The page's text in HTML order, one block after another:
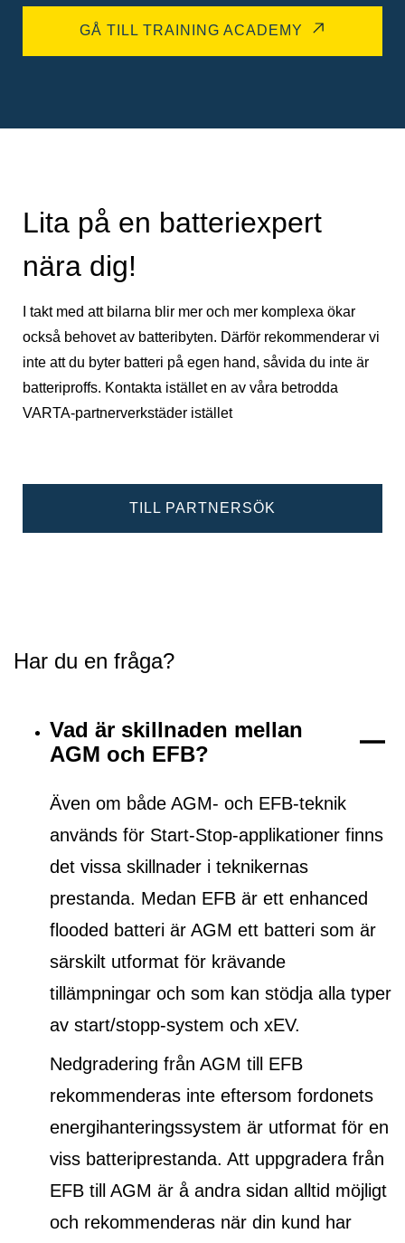
GÅ TILL TRAINING ACADEMY
Lita på en batteriexpert
nära dig!
I takt med att bilarna blir mer och mer komplexa ökar
också behovet av batteribyten. Därför rekommenderar vi
inte att du byter batteri på egen hand, såvida du inte är
batteriproffs. Kontakta istället en av våra betrodda
VARTA-partnerverkstäder istället
TILL PARTNERSÖK
Har du en fråga?
Vad är skillnaden mellan
AGM och EFB?
Även om både AGM- och EFB-teknik
används för Start-Stop-applikationer finns
det vissa skillnader i teknikernas
prestanda. Medan EFB är ett enhanced
flooded batteri är AGM ett batteri som är
särskilt utformat för krävande
tillämpningar och som kan stödja alla typer
av start/stopp-system och xEV.
Nedgradering från AGM till EFB
rekommenderas inte eftersom fordonets
energihanteringssystem är utformat för en
viss batteriprestanda. Att uppgradera från
EFB till AGM är å andra sidan alltid möjligt
och rekommenderas när din kund har